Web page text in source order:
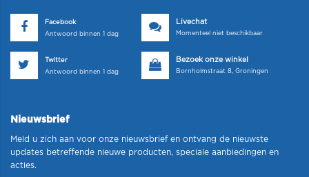
Facebook
Antwoord binnen 1 dag
Livechat
Momenteel niet beschikbaar
Twitter
Antwoord binnen 1 dag
Bezoek onze winkel
Bornholmstraat 8, Groningen
Nieuwsbrief
Meld u zich aan voor onze nieuwsbrief en ontvang de nieuwste
updates betreffende nieuwe producten, speciale aanbiedingen en
acties.